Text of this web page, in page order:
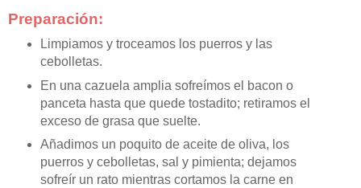
Preparación:
Limpiamos y troceamos los puerros y las
cebolletas.
En una cazuela amplia sofreímos el bacon o
panceta hasta que quede tostadito; retiramos el
exceso de grasa que suelte.
Añadimos un poquito de aceite de oliva, los
puerros y cebolletas, sal y pimienta; dejamos
sofreír un rato mientras cortamos la carne en